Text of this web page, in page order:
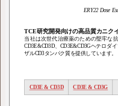
ERY22 Dose
TCE研究開発向けの高品質カニク
当社は次世代治療薬のための堅牢な
CD3E&CD3D、CD3E&CD3Gヘテロダ
ザルCD3タンパク質を提供しています。
CD3E & CD3D CD3E & CD3G